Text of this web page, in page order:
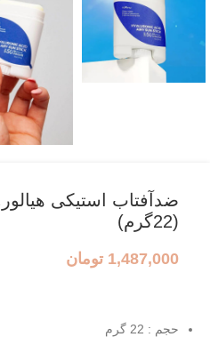
ضدآفتاب استیکی
(22گرم)
1,487,000 تومان
حجم : 22 گرم